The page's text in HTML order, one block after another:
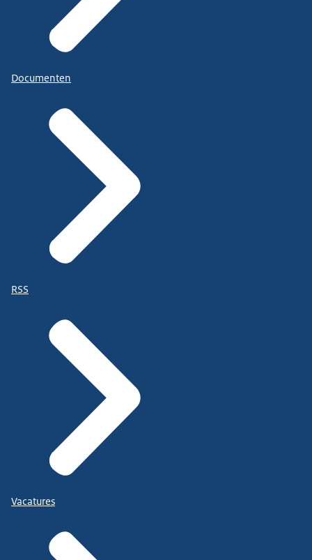
Documenten
RSS
Vacatures